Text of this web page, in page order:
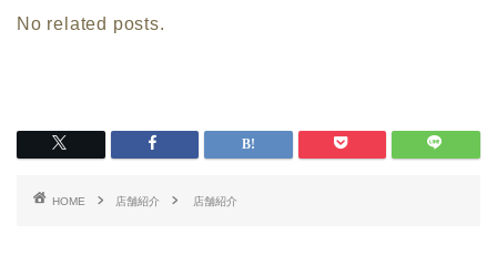
No related posts.
HOME 店舗紹介 店舗紹介